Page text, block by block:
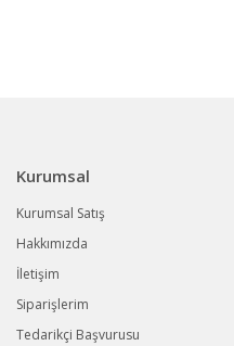
Kurumsal
Kurumsal Satış
Hakkımızda
İletişim
Siparişlerim
Tedarikçi Başvurusu